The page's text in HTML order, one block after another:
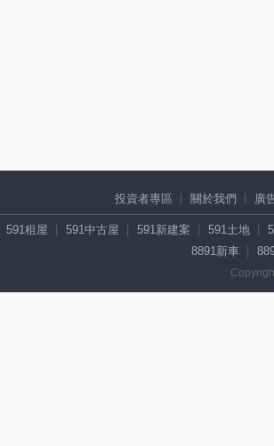
投資者專區 關於我們 廣
591租屋 591中古屋 591新建案 591土地
8891新車